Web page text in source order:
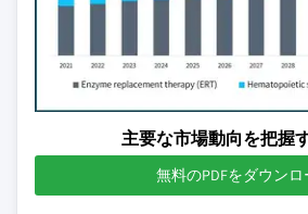
主要な市場動向を把握
無料のPDFをダウンロ